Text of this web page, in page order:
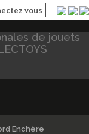
vous
Enchère